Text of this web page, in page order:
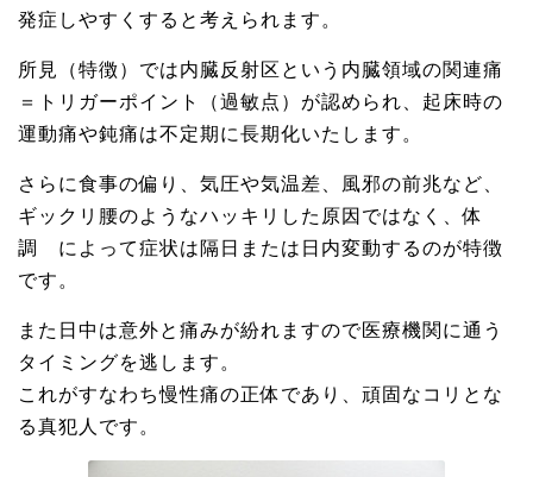
発症しやすくすると考えられます。
所見（特徴）では内臓反射区という内臓領域の関連痛
＝トリガーポイント（過敏点）が認められ、起床時の
運動痛や鈍痛は不定期に長期化いたします。
さらに食事の偏り、気圧や気温差、風邪の前兆など、
ギックリ腰のようなハッキリした原因ではなく、体
調 によって症状は隔日または日内変動するのが特徴
です。
また日中は意外と痛みが紛れますので医療機関に通う
タイミングを逃します。
これがすなわち慢性痛の正体であり、頑固なコリとな
る真犯人です。